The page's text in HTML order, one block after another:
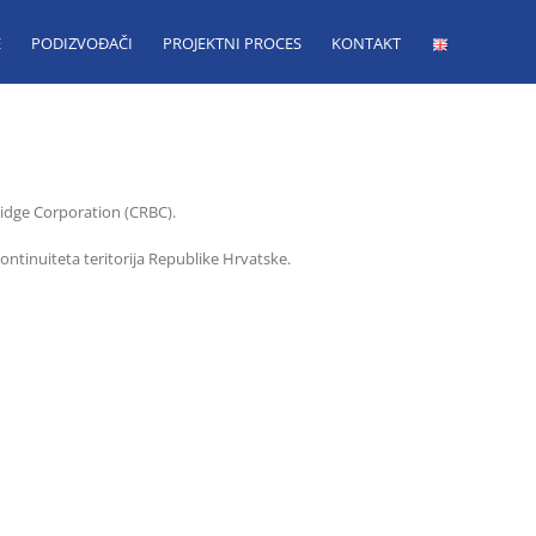
PODIZVOĐAČI PROJEKTNI PROCES KONTAKT
Corporation (CRBC).
teritorija Republike Hrvatske.